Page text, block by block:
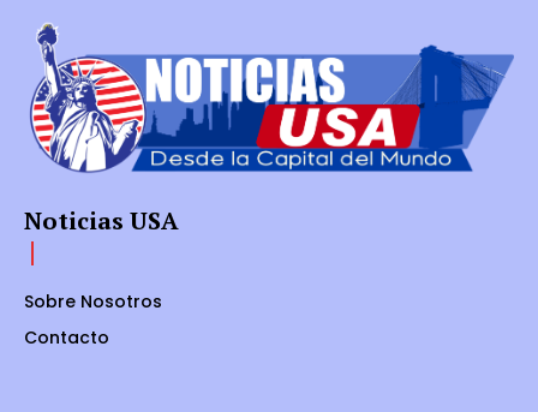
Noticias USA
Sobre Nosotros
Contacto